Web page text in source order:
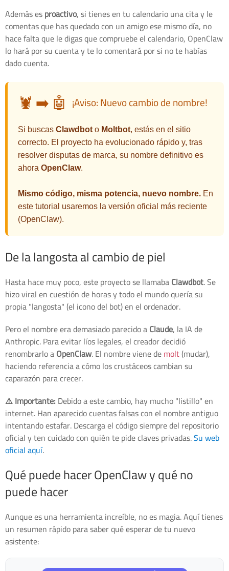
Además esproactivo, si tienes en tu calendario una cita y le
comentas que has quedado con un amigo ese mismo día, no
hace falta que le digas que compruebe el calendario, OpenClaw
lo hará por su cuenta y te lo comentará por si no te habías
dado cuenta.
🦞 ➡️ 🤖 ¡Aviso: Nuevo cambio de nombre!
Si buscas Clawdbot o Moltbot, estás en el sitio
correcto. El proyecto ha evolucionado rápido y, tras
resolver disputas de marca, su nombre definitivo es
ahora OpenClaw.
Mismo código, misma potencia, nuevo nombre. En
este tutorial usaremos la versión oficial más reciente
(OpenClaw).
De la langosta al cambio de piel
Hasta hace muy poco, este proyecto se llamabaClawdbot. Se
hizo viral en cuestión de horas y todo el mundo quería su
propia "langosta" (el icono del bot) en el ordenador.
Pero el nombre era demasiado parecido aClaude, la IA de
Anthropic. Para evitar líos legales, el creador decidió
renombrarlo aOpenClaw. El nombre viene demolt(mudar),
haciendo referencia a cómo los crustáceos cambian su
caparazón para crecer.
⚠️ Importante: Debido a este cambio, hay mucho "listillo" en
internet. Han aparecido cuentas falsas con el nombre antiguo
intentando estafar. Descarga el código siempre del repositorio
oficial y ten cuidado con quién te pide claves privadas.Su web
oficial aquí.
Qué puede hacer OpenClaw y qué no
puede hacer
Aunque es una herramienta increíble, no es magia. Aquí tienes
un resumen rápido para saber qué esperar de tu nuevo
asistente: